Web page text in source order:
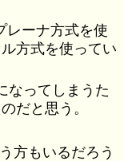
レーナ方式を使
方式を使ってい
なってしまうた
だと思う。
方もいるだろう